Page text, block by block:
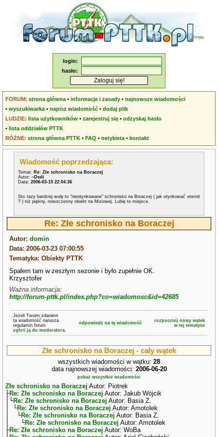
login:
hasło:
FORUM: strona główna •informacje i zasady •najnowsze wiadomości
•wyszukiwarka •napisz wiadomość •dodaj plik
LUDZIE: lista użytkowników •zarejestruj się •odzyskaj hasło
•lista oddziałów PTTK
RÓŻNE: strona główna PTTK •FAQ •netykieta •kontakt
Wiadomość poprzedzająca:
Temat: Re: Złe schronisko na Boraczej
Autor:~Dedi
Data:2006-03-15 22:04:36
Sto razy bardziej wolę to "nieotynkowane" schronisko na Boraczej ( jak otynkować eternit
? ) niż piękny, nowoczesny obiekt na Miziowej. Lubię to miejsce.
Re: Złe schronisko na Boraczej
Autor:domin
Data: 2006-03-23 07:00:55
Tematyka: Obiekty PTTK
Spałem tam w zeszłym sezonie i było zupełnie OK.
Krzysztofer
Ważna informacja:
http://forum-pttk.pl/index.php?co=wiadomosc&id=42685
Jeżeli Twoim zdaniem
ta wiadomość narusza
regulamin forum
zgłoś ją do moderatora.
odpowiedz na tę wiadomość
rozpocznij nowy wątek
w tej tematyce
Złe schronisko na Boraczej - cały wątek
wszystkich wiadomości w wątku: 28
data najnowszej wiadomości: 2006-06-20
pokaż wszystkie wiadomości
Złe schronisko na Boraczej Autor: Piotrek
├Re: Złe schronisko na Boraczej Autor: Jakub Wójcik
│└Re: Złe schronisko na Boraczej Autor: Basia Z.
│ └Re: Złe schronisko na Boraczej Autor: Amotolek
│ └Re: Złe schronisko na Boraczej Autor: Basia Z.
│ └Re: Złe schronisko na Boraczej Autor: Amotolek
├Re: Złe schronisko na Boraczej Autor: WoBa